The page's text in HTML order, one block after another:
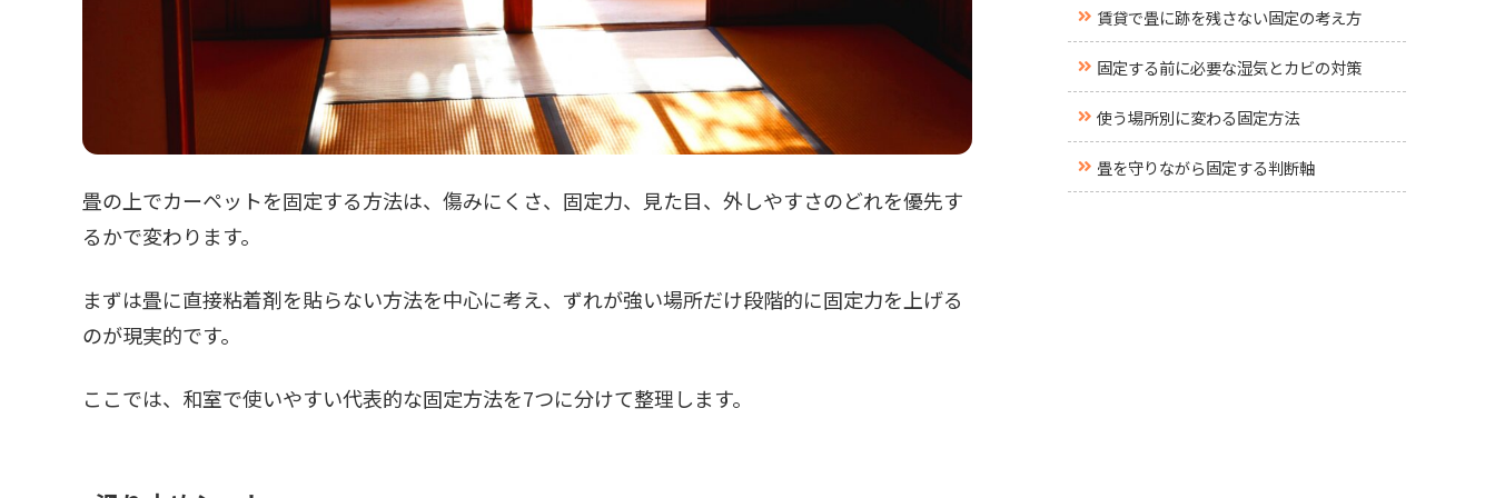
畳の上でカーペットを固定する方法は、傷みにくさ、固定力、見た目、外しやすさのどれを優先す
るかで変わります。
まずは畳に直接粘着剤を貼らない方法を中心に考え、ずれが強い場所だけ段階的に固定力を上げる
のが現実的です。
ここでは、和室で使いやすい代表的な固定方法を7つに分けて整理します。
賃貸で畳に跡を残さない固定の考え方
固定する前に必要な湿気とカビの対策
使う場所別に変わる固定方法
畳を守りながら固定する判断軸